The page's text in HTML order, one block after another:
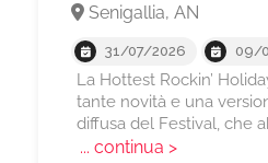
Senigallia, AN
31/07/2026 09/
La Hottest Rockin’
tante novità e una
diffusa del Festival, che
... continua >